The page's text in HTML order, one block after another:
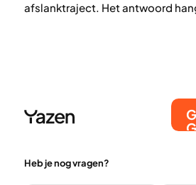
afslanktraject. Het antwoord
streefgewicht meer een richting
getal en hoe Yazen je
Heb je nog vragen?